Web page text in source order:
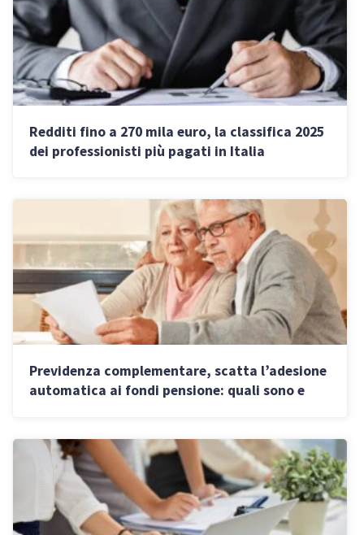
Redditi fino a 270 mila euro, la classifica 2025
dei professionisti più pagati in Italia
Previdenza complementare, scatta l’adesione
automatica ai fondi pensione: quali sono e